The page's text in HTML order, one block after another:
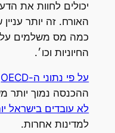
יכולים לחוות את
האורח. זה יותר עניין
כמה מס משלמים
החיוניות וכו׳.
על פי נתוני ה-OECD
,
ההכנסה נמוך יותר
לא עובדים בישראל
למדינות אחרות.